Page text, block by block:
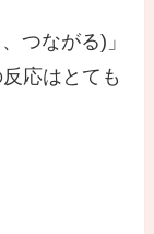
つながる)」
応はとても